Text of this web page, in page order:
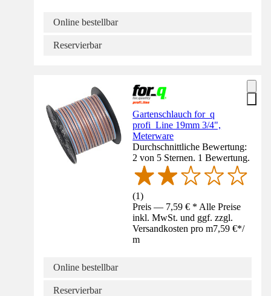
Online bestellbar
Reservierbar
Gartenschlauch for_q
profi_Line 19mm 3/4",
Meterware
Durchschnittliche Bewertung:
2 von 5 Sternen. 1 Bewertung.
(1)
Preis — 7,59 € * Alle Preise
inkl. MwSt. und ggf. zzgl.
Versandkosten pro m7,59 €*/
m
Online bestellbar
Reservierbar